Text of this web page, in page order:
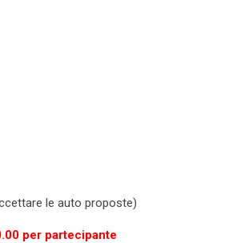
le auto proposte)
per partecipante